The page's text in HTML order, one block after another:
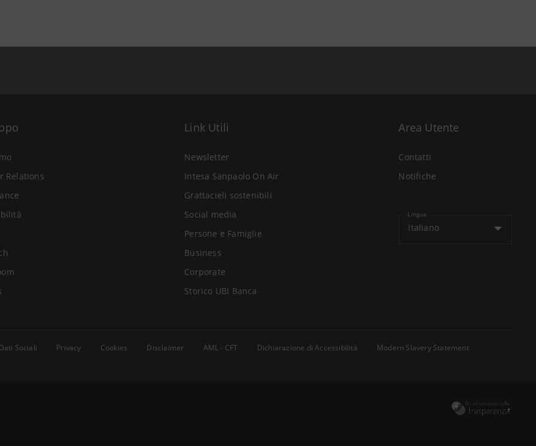
Relations
Link Utili
Newsletter
Intesa Sanpaolo On Air
Grattacieli sostenibili
Social media
Persone e Famiglie
Business
Corporate
Storico UBI Banca
Area Utente
Contatti
Notifiche
Lingua
Italiano
Sociali Privacy Cookies Disclaimer AML - CFT Dichiarazione di Accessibilità Modern Slavery Statement